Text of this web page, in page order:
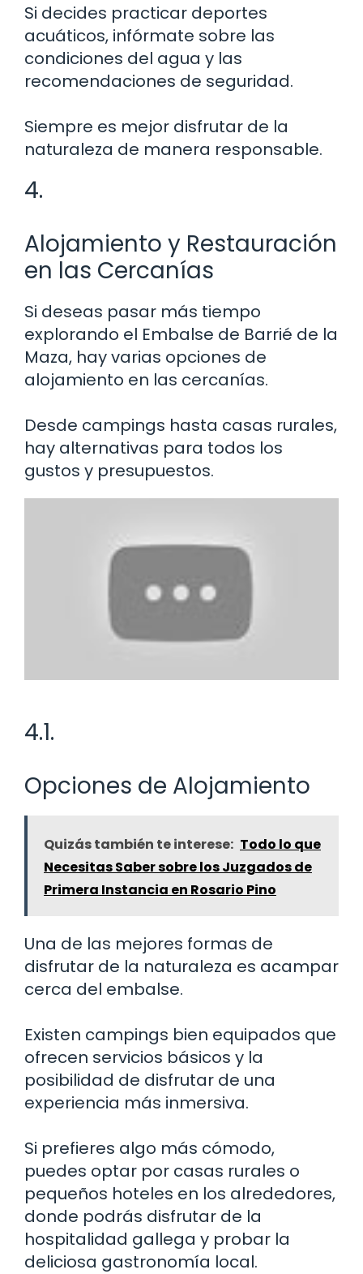
Si decides practicar deportes
acuáticos, infórmate sobre las
condiciones del agua y las
recomendaciones de seguridad.
Siempre es mejor disfrutar de la
naturaleza de manera responsable.
4.
Alojamiento y Restauración
en las Cercanías
Si deseas pasar más tiempo
explorando el Embalse de Barrié de la
Maza, hay varias opciones de
alojamiento en las cercanías.
Desde campings hasta casas rurales,
hay alternativas para todos los
gustos y presupuestos.
4.1.
Opciones de Alojamiento
Quizás también te interese: Todo lo que
Necesitas Saber sobre los Juzgados de
Primera Instancia en Rosario Pino
Una de las mejores formas de
disfrutar de la naturaleza es acampar
cerca del embalse.
Existen campings bien equipados que
ofrecen servicios básicos y la
posibilidad de disfrutar de una
experiencia más inmersiva.
Si prefieres algo más cómodo,
puedes optar por casas rurales o
pequeños hoteles en los alrededores,
donde podrás disfrutar de la
hospitalidad gallega y probar la
deliciosa gastronomía local.